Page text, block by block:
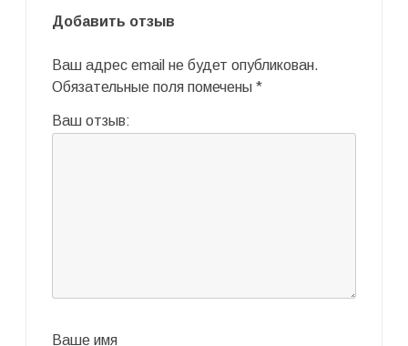
Добавить отзыв
Ваш адрес email не будет опубликован.
Обязательные поля помечены *
Ваш отзыв:
Ваше имя